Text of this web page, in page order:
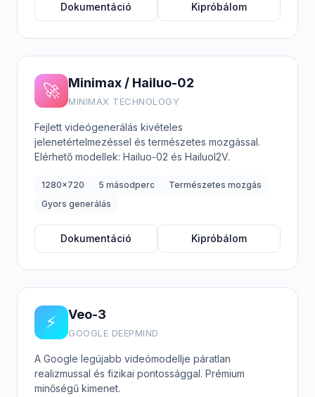
Dokumentáció Kipróbálom
🚀 Minimax / Hailuo-02
MINIMAX TECHNOLOGY
Fejlett videógenerálás kivételes
jelenetértelmezéssel és természetes mozgással.
Elérhető modellek: Hailuo-02 és HailuoI2V.
1280x720 5 másodperc
Természetes mozgás
Gyors generálás
Dokumentáció Kipróbálom
⚡ Veo-3
GOOGLE DEEPMIND
A Google legújabb videómodellje páratlan
realizmussal és fizikai pontossággal. Prémium
minőségű kimenet.